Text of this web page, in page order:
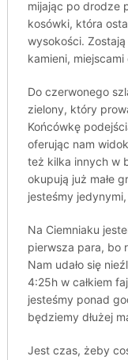
mijając po drodze
kosówki, która
wysokości.
kamieni,
Do czerwonego
zielony, który
Końcówkę
oferując nam
też kilka innych w
okupują już małe
jesteśmy
Na Ciemniaku
pierwsza para, bo
Nam udało się
4:25h w całkiem
jesteśmy ponad
będziemy dłużej
Jest czas, żeby